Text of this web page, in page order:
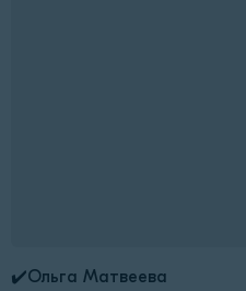
✔️Ольга Матвеева